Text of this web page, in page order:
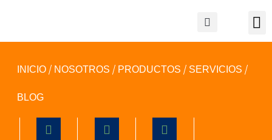
INICIO NOSOTROS PRODUCTOS SERVICIOS
BLOG